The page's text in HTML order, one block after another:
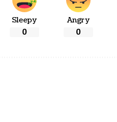
Sleepy
0
Angry
0